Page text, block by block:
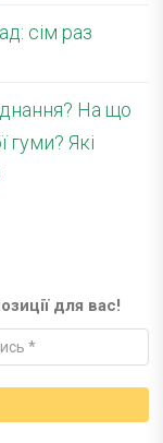
сім раз
На що
гуми? Які
для вас!